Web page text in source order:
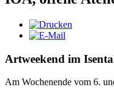
Artweekend im
Am Wochenende vom 6.